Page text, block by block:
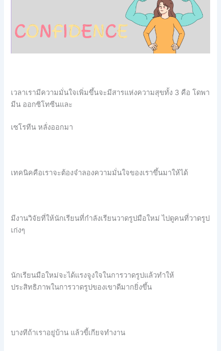
เวลาเรามีความมั่นใจเพิ่มขึ้นจะมีสารแห่งความสุขทั้ง 3 คือ โดพา
มีน ออกซิโทซีนและ
เซโรทีน หลั่งออกมา
เทคนิคคือเราจะต้องจำลองความมั่นใจของเราขึ้นมาให้ได้
มีงานวิจัยที่ให้นักเรียนที่กำลังเรียนวาดรูปมือใหม่ ไปดูคนที่วาดรูป
เก่งๆ
นักเรียนมือใหม่จะได้แรงจูงใจในการวาดรูปแล้วทำให้
ประสิทธิภาพในการวาดรูปของเขาดีมากยิ่งขึ้น
บางทีถ้าเราอยู่บ้าน แล้วขี้เกียจทำงาน